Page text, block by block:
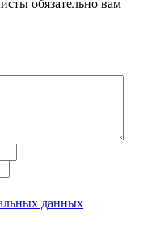
обязательно вам
данных